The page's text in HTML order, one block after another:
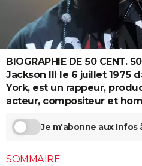
Destinations
Voyage nature
Voyage de noces
GUIDES D'ACHAT
BONS PLANS
CARTE DE VOEUX
Carte de Noël
Carte Bonne année
Carte Saint-Valentin
Carte Pâques
Carte d'anniversaire
Dictionnaire
Biographies
Citations
Expressions
Proverbes
PROGRAMME TV
COPAINS D'AVANT
BIOGRAPHIE DE 50 CENT.
Jackson III le 6 juillet 1975
York, est un rappeur,
acteur, compositeur et
Je m'abonne aux Infos
SOMMAIRE